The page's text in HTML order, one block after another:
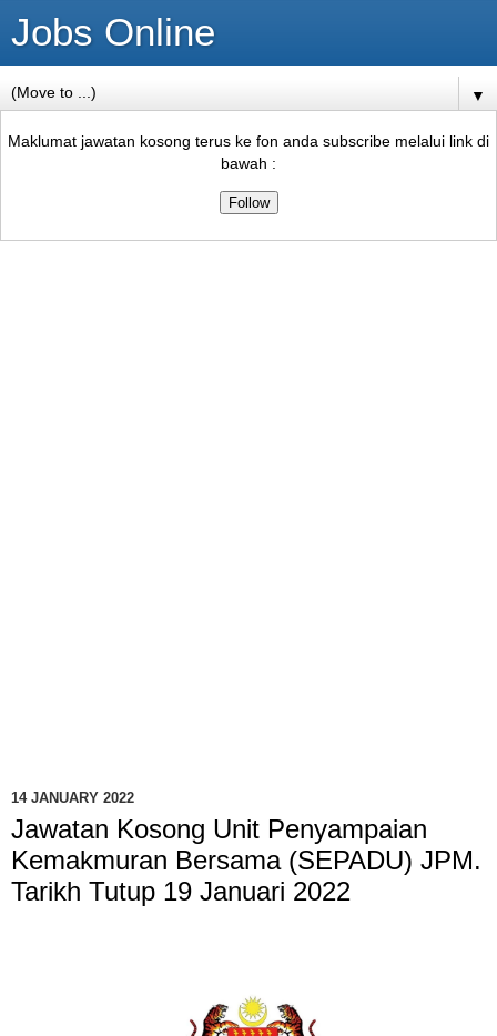
Jobs Online
▼
Maklumat jawatan kosong terus ke fon anda subscribe melalui link di
bawah :
14 JANUARY 2022
Jawatan Kosong Unit Penyampaian
Kemakmuran Bersama (SEPADU) JPM.
Tarikh Tutup 19 Januari 2022